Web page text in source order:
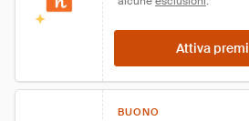
Attiva premi
BUONO